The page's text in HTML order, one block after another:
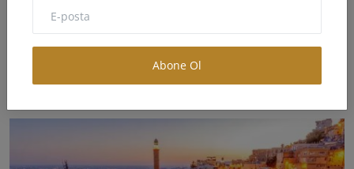
Abone Ol
Samsun Kent Bilgisi, Coğrafi Bilgisi ve İmar Bilgisi
melike May 20, 2024 0 317